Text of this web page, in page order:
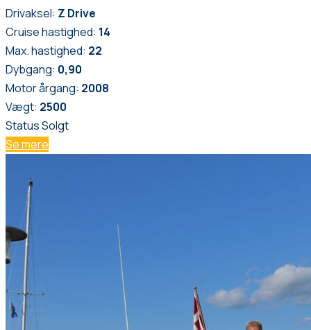
Drivaksel: Z Drive
Cruise hastighed: 14
Max. hastighed: 22
Dybgang: 0,90
Motor årgang: 2008
Vægt: 2500
StatusSolgt
Se mere